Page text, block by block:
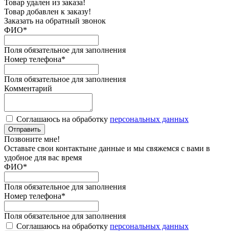
Товар удален из заказа!
Товар добавлен к заказу!
Заказать на обратный звонок
ФИО*
Поля обязательное для заполнения
Номер телефона*
Поля обязательное для заполнения
Комментарий
Соглашаюсь на обработку персональных данных
Отправить
Позвоните мне!
Оставьте свои контактыне данные и мы свяжемся с вами в
удобное для вас время
ФИО*
Поля обязательное для заполнения
Номер телефона*
Поля обязательное для заполнения
Соглашаюсь на обработку персональных данных